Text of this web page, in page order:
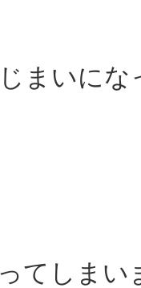
まいにな
てしまい